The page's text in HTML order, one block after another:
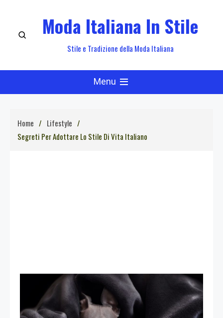
content
Moda Italiana In Stile
Stile e Tradizione della Moda Italiana
Menu
Home
Lifestyle
Segreti Per Adottare Lo Stile Di Vita Italiano